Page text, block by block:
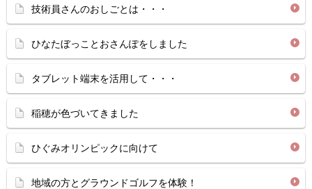
技術員さんのおしごとは・・・
ひなたぼっことおさんぽをしました
タブレット端末を活用して・・・
稲穂が色づいてきました
ひぐみオリンピックに向けて
地域の方とグラウンドゴルフを体験！